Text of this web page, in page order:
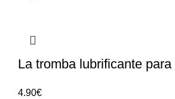
La tromba lubrificante
4.90€